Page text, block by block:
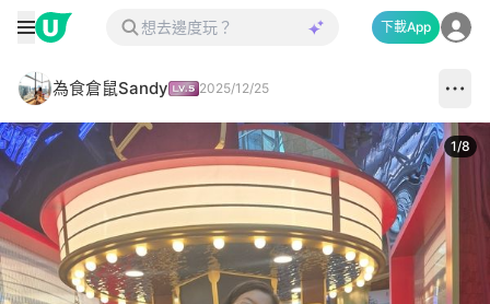
下載App
為食倉鼠Sandy 2025/12/25
1/8